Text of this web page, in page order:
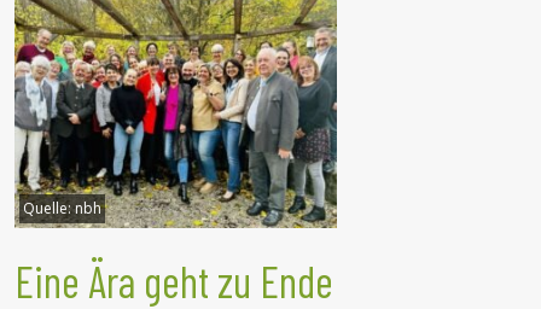
Quelle:nbh
Eine Ära geht zu Ende